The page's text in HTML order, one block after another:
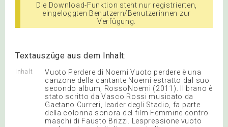
Die Download-Funktion steht nur registrierten,
eingeloggten Benutzern/Benutzerinnen zur
Verfügung.
Textauszüge aus dem Inhalt:
Inhalt
Vuoto Perdere di Noemi Vuoto perdere è una
canzone della cantante Noemi estratto dal suo
secondo album, RossoNoemi (2011). Il brano è
stato scritto da Vasco Rossi musicato da
Gaetano Curreri, leader degli Stadio, fa parte
della colonna sonora del film Femmine contro
maschi di Fausto Brizzi. Lespressione vuoto